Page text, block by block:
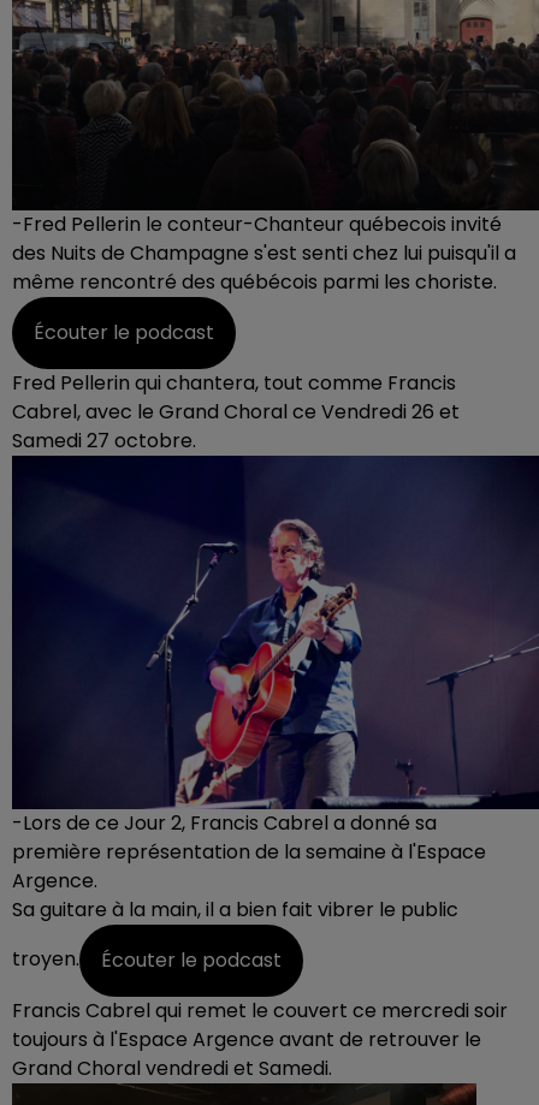
-Fred Pellerin le conteur-Chanteur québecois invité
des Nuits de Champagne s'est senti chez lui puisqu'il a
même rencontré des québécois parmi les choriste.
Écouter le podcast
Fred Pellerin qui chantera, tout comme Francis
Cabrel, avec le Grand Choral ce Vendredi 26 et
Samedi 27 octobre.
-Lors de ce Jour 2, Francis Cabrel a donné sa
première représentation de la semaine à l'Espace
Argence.
Sa guitare à la main, il a bien fait vibrer le public
troyen.
Écouter le podcast
Francis Cabrel qui remet le couvert ce mercredi soir
toujours à l'Espace Argence avant de retrouver le
Grand Choral vendredi et Samedi.